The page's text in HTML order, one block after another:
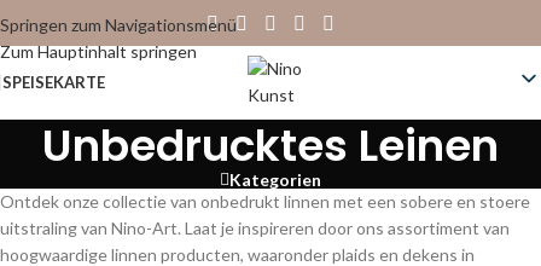
Springen zum Navigationsmenü
Zum Hauptinhalt springen
SPEISEKARTE
Unbedrucktes Leinen
Kategorien
Ontdek onze collectie van onbedrukt linnen met een sobere en stoere
uitstraling van Nino-Art. Laat je inspireren door ons assortiment van
hoogwaardige linnen producten, waaronder plaids en dekens in